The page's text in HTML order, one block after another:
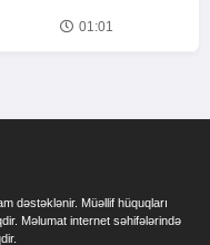
01:01
dəstəklənir. Müəllif hüquqları
Məlumat internet səhifələrində